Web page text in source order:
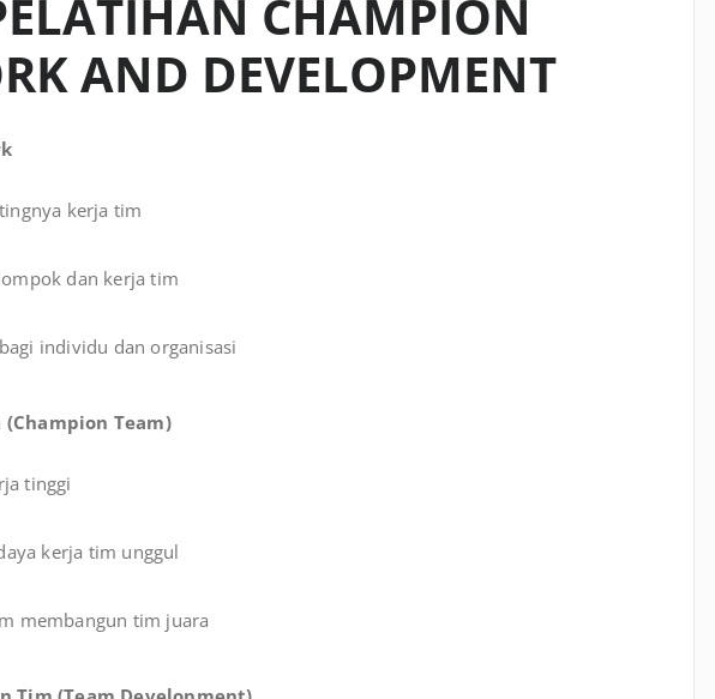
CHAMPION
AND DEVELOPMENT
kerja tim
dan kerja tim
individu dan organisasi
Team)
tinggi
kerja tim unggul
membangun tim juara